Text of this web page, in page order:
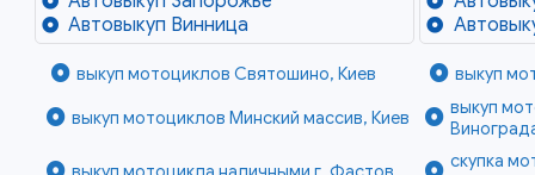
Автовыкуп Винница
выкуп мотоциклов Святошино, Киев выкуп
выкуп мотоциклов Минский массив, Киев
выкуп
скупка